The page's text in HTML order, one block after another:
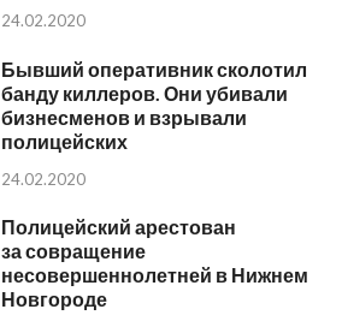
24.02.2020
Бывший оперативник сколотил
банду киллеров. Они убивали
бизнесменов и взрывали
полицейских
24.02.2020
Полицейский арестован
за совращение
несовершеннолетней в Нижнем
Новгороде